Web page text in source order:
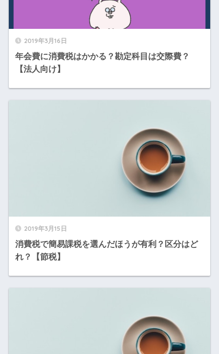
2019年3月16日
年会費に消費税はかかる？勘定科目は交際費？
【法人向け】
2019年3月15日
消費税で簡易課税を選んだほうが有利？区分はど
れ？【節税】